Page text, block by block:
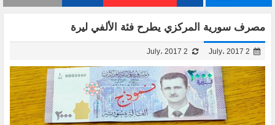
مصرف سورية المركزي يطرح فئة الألفي ليرة